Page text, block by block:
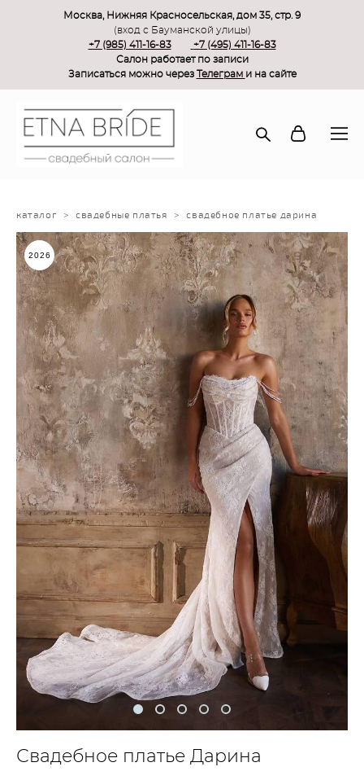
Москва, Нижняя Красносельская, дом 35, стр. 9
(вход с Бауманской улицы)
+7 (985) 411-16-83
+7 (495) 411-16-83
Салон работает по записи
Записаться можно через Телеграм и на сайте
каталог > свадебные платья > свадебное платье дарина
2026
Свадебное платье Дарина